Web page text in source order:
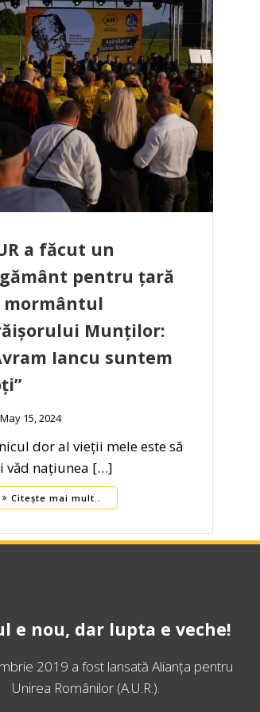
a făcut un
pentru țară
mormântul
Munților:
Iancu suntem
May 15, 2024
dor al vieții mele este să
văd națiunea […]
Citește mai mult..
e nou, dar lupta e veche!
2019 a fost lansatăAlianța pentru
Unirea Românilor(A.U.R.).